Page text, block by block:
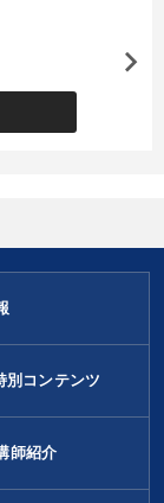
別コンテンツ
師紹介